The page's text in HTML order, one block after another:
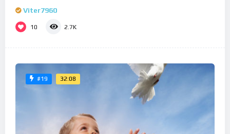
Viter7960
10 2.7K
#19 32:08